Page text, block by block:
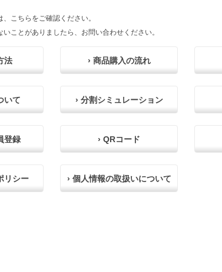
こちらをご確認ください。
ことがありましたら、お問い合わせください。
法 › 商品購入の流れ
いて › 分割シミュレーション
登録 › QRコード
リシー › 個人情報の取扱いについて